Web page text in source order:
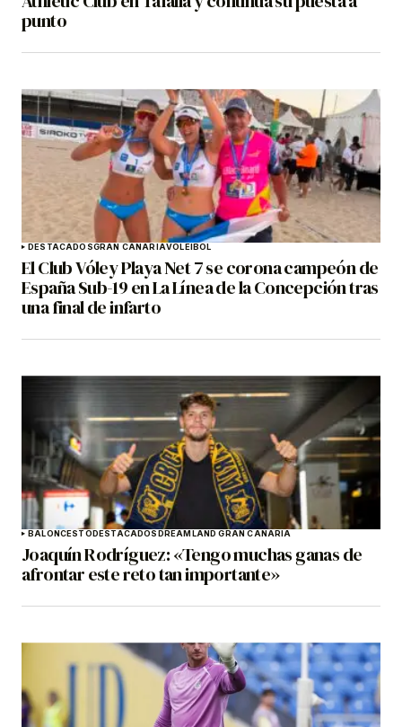
punto
DESTACADOSGRAN CANARIAVOLEIBOL
El Club Vóley Playa Net 7 se corona campeón de
España Sub-19 en La Línea de la Concepción tras
una final de infarto
BALONCESTO DESTACADOS DREAMLAND GRAN CANARIA
Joaquín Rodríguez: «Tengo muchas ganas de
afrontar este reto tan importante»